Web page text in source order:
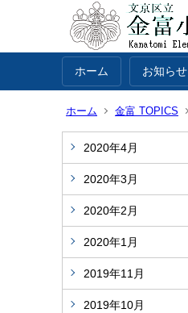
ホーム お知らせ
ホーム 金富 TOPICS
2020年4月
2020年3月
2020年2月
2020年1月
2019年11月
2019年10月